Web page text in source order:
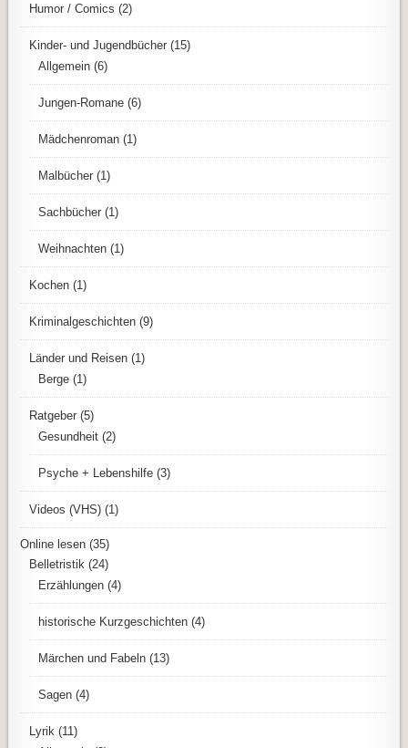
Humor / Comics (2)
Kinder- und Jugendbücher (15)
Allgemein (6)
Jungen-Romane (6)
Mädchenroman (1)
Malbücher (1)
Sachbücher (1)
Weihnachten (1)
Kochen (1)
Kriminalgeschichten (9)
Länder und Reisen (1)
Berge (1)
Ratgeber (5)
Gesundheit (2)
Psyche + Lebenshilfe (3)
Videos (VHS) (1)
Online lesen (35)
Belletristik (24)
Erzählungen (4)
historische Kurzgeschichten (4)
Märchen und Fabeln (13)
Sagen (4)
Lyrik (11)